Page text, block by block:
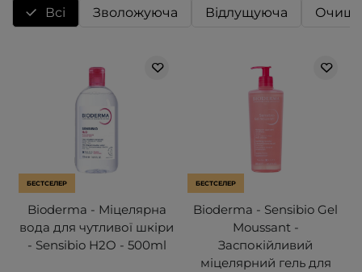
Всі Зволожуюча Відлущуюча
БЕСТСЕЛЕР
Bioderma - Міцелярна
вода для чутливої шкіри
- Sensibio H2O - 500ml
БЕСТСЕЛЕР
Bioderma - Sensibio Gel
Moussant -
Заспокійливий
міцелярний гель для